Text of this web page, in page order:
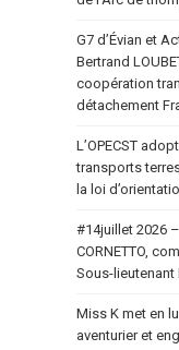
G7 d’Évian et
Bertrand
coopération
détachement
L’OPECST
transports
la loi
#14juillet 2026
CORNETTO,
Sous-lieutenant
Miss K met en
aventurier et